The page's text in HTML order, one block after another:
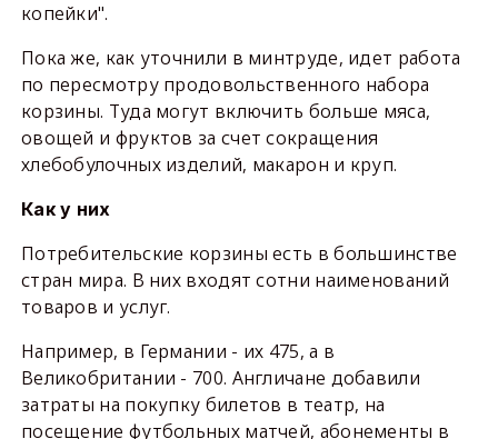
копейки".
Пока же, как уточнили в минтруде, идет работа
по пересмотру продовольственного набора
корзины. Туда могут включить больше мяса,
овощей и фруктов за счет сокращения
хлебобулочных изделий, макарон и круп.
Как у них
Потребительские корзины есть в большинстве
стран мира. В них входят сотни наименований
товаров и услуг.
Например, в Германии - их 475, а в
Великобритании - 700. Англичане добавили
затраты на покупку билетов в театр, на
посещение футбольных матчей, абонементы в